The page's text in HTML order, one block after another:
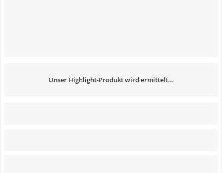
Unser Highlight-Produkt wird ermittelt...